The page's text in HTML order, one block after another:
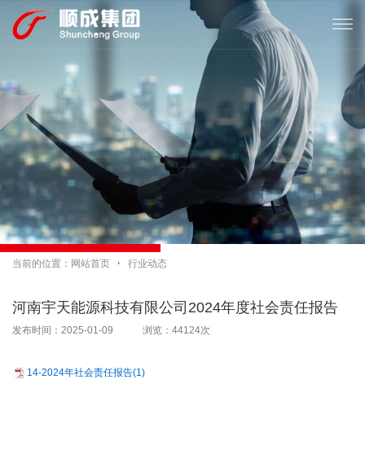

当前的位置： 网站首页  行业动态
河南宇天能源科技有限公司2024年度社会责任报告
发布时间：2025-01-09 浏览：44124次
14-2024年社会责任报告(1)